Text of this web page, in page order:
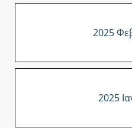
2025
2025